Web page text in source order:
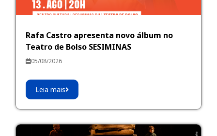
Rafa Castro apresenta novo álbum no
Teatro de Bolso SESIMINAS
05/08/2026
Leia mais